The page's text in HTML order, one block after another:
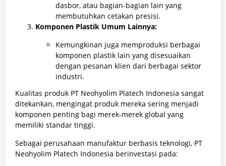
dasbor, atau bagian-bagian lain yang
membutuhkan cetakan presisi.
Komponen Plastik Umum Lainnya:
Kemungkinan juga memproduksi berbagai
komponen plastik lain yang disesuaikan
dengan pesanan klien dari berbagai sektor
industri.
Kualitas produk PT Neohyolim Platech Indonesia sangat
ditekankan, mengingat produk mereka sering menjadi
komponen penting bagi merek-merek global yang
memiliki standar tinggi.
Sebagai perusahaan manufaktur berbasis teknologi, PT
Neohyolim Platech Indonesia berinvestasi pada: